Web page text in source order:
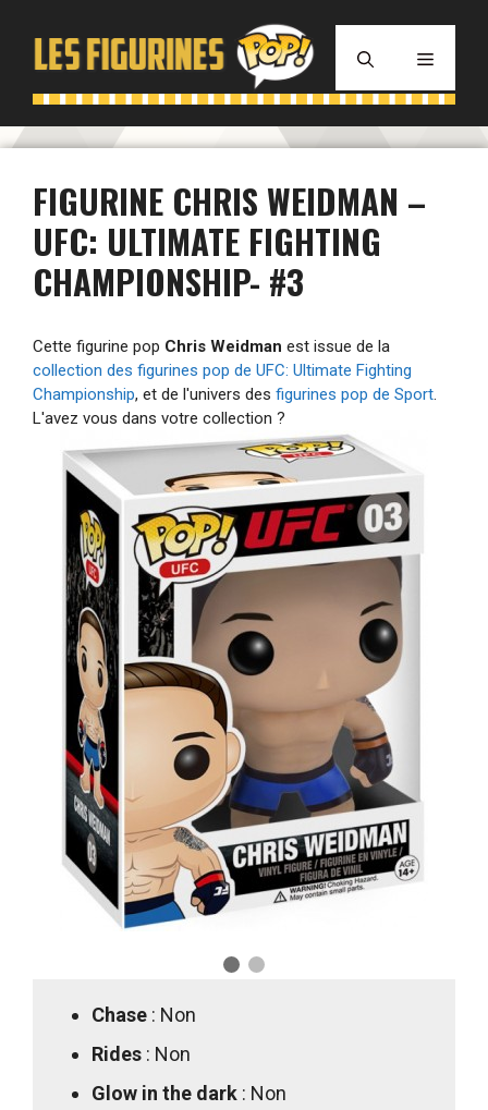
contenu
MENU
FIGURINE CHRIS WEIDMAN –
UFC: ULTIMATE FIGHTING
CHAMPIONSHIP- #3
Cette figurine pop Chris Weidman est issue de la
collection des figurines pop de UFC: Ultimate Fighting
Championship, et de l'univers des figurines pop de Sport.
L'avez vous dans votre collection ?
Chase : Non
Rides : Non
Glow in the dark : Non